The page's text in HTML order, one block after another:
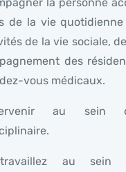
de la vie
de la vie sociale,
des
vous médicaux.
au sein
au sein